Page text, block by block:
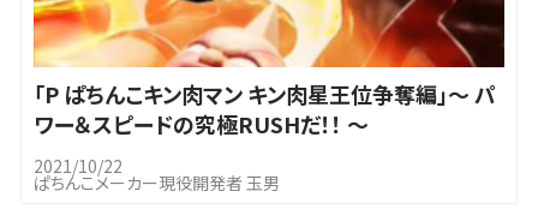
｢P ぱちんこキン肉マン キン肉星王位争奪編」～ パ
ワー＆スピードの究極RUSHだ！！ ～
2021/10/22
ぱちんこメーカー現役開発者 玉男